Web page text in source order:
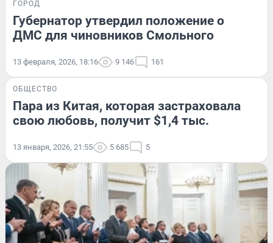
ГОРОД
Губернатор утвердил положение о
ДМС для чиновников Смольного
13 февраля, 2026, 18:16 9 146 161
ОБЩЕСТВО
Пара из Китая, которая застраховала
свою любовь, получит $1,4 тыс.
13 января, 2026, 21:55 5 685 5